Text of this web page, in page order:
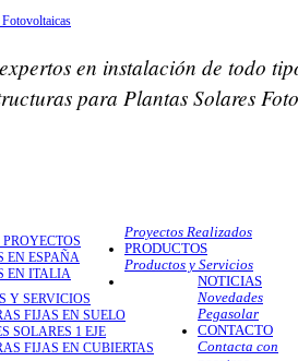
en instalación de todo
para Plantas Solares
Proyectos Realizados
EN ESPAÑA
EN ITALIA
PRODUCTOS
Productos y Servicios
Y SERVICIOS
FIJAS EN SUELO
SOLARES 1 EJE
FIJAS EN CUBIERTAS
NOTICIAS
Novedades
Pegasolar
CONTACTO
Contacta con